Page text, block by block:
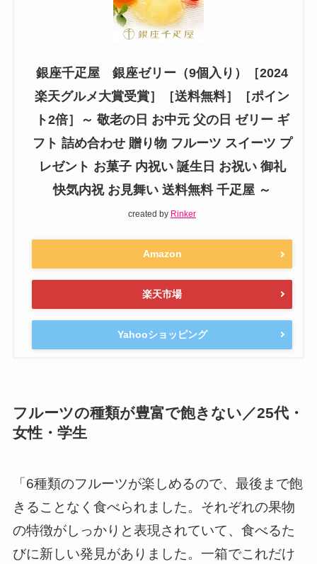
銀座千疋屋 銀座ゼリー（9個入り）［2024
楽天グルメ大賞受賞］［送料無料］［ポイン
ト2倍］～ 敬老の日 お中元 父の日 ゼリー ギ
フト 詰め合わせ 贈り物 フルーツ スイーツ プ
レゼント お菓子 内祝い 誕生日 お祝い 御礼
快気内祝 お見舞い 送料無料 千疋屋 ～
created by Rinker
Amazon
楽天市場
Yahooショッピング
フルーツの種類が豊富で飽きない／25代・
女性・学生
「6種類のフルーツが楽しめるので、最後まで飽
きることなく食べられました。それぞれの果物
の特徴がしっかりと表現されていて、食べるた
びに新しい発見がありました。一箱でこれだけ